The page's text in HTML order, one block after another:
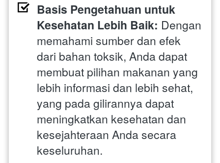
Basis Pengetahuan untuk
Kesehatan Lebih Baik: Dengan
memahami sumber dan efek
dari bahan toksik, Anda dapat
membuat pilihan makanan yang
lebih informasi dan lebih sehat,
yang pada gilirannya dapat
meningkatkan kesehatan dan
kesejahteraan Anda secara
keseluruhan.